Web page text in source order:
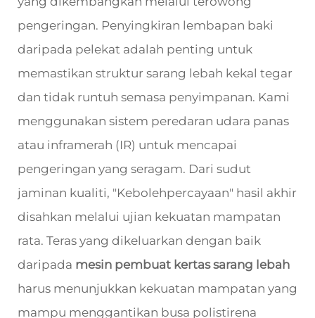
pengeringan. Penyingkiran lembapan baki
daripada pelekat adalah penting untuk
memastikan struktur sarang lebah kekal tegar
dan tidak runtuh semasa penyimpanan. Kami
menggunakan sistem peredaran udara panas
atau inframerah (IR) untuk mencapai
pengeringan yang seragam. Dari sudut
jaminan kualiti, "Kebolehpercayaan" hasil akhir
disahkan melalui ujian kekuatan mampatan
rata. Teras yang dikeluarkan dengan baik
daripada mesin pembuat kertas sarang lebah
harus menunjukkan kekuatan mampatan yang
mampu menggantikan busa polistirena